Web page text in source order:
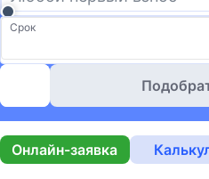
Срок
Онлайн-заявка